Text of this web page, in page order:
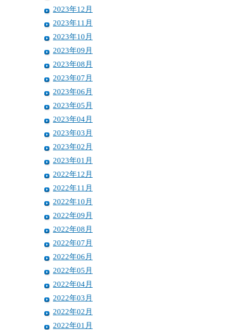
2023年12月
2023年11月
2023年10月
2023年09月
2023年08月
2023年07月
2023年06月
2023年05月
2023年04月
2023年03月
2023年02月
2023年01月
2022年12月
2022年11月
2022年10月
2022年09月
2022年08月
2022年07月
2022年06月
2022年05月
2022年04月
2022年03月
2022年02月
2022年01月